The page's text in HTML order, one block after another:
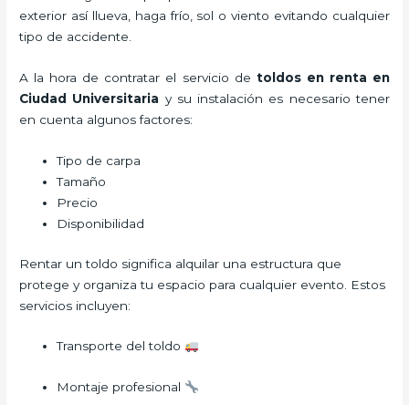
exterior así llueva, haga frío, sol o viento evitando cualquier
tipo de accidente.
A la hora de contratar el servicio de toldos en renta en
Ciudad Universitaria y su instalación es necesario tener
en cuenta algunos factores:
Tipo de carpa
Tamaño
Precio
Disponibilidad
Rentar un toldo significa alquilar una estructura que
protege y organiza tu espacio para cualquier evento. Estos
servicios incluyen:
Transporte del toldo
Montaje profesional